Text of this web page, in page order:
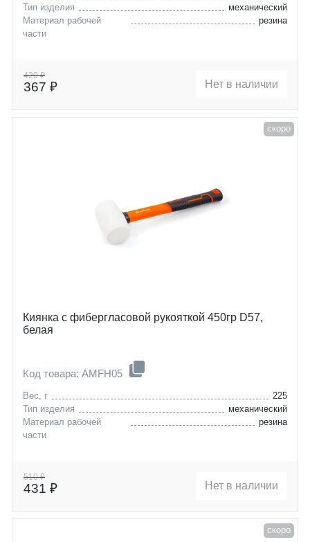
Тип изделия
механический
Материал рабочей
части
резина
420 ₽
367 ₽ Нет в наличии
скоро
Киянка с фибергласовой рукояткой 450гр D57,
белая
Код товара: AMFH05
Вес, г
225
Тип изделия
механический
Материал рабочей
части
резина
510 ₽
431 ₽ Нет в наличии
скоро